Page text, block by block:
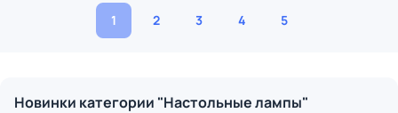
1 2 3 4 5
Новинки категории "Настольные лампы"